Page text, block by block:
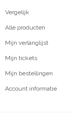
Vergelijk
Alle producten
Mijn verlanglijst
Mijn tickets
Mijn bestellingen
Account informatie